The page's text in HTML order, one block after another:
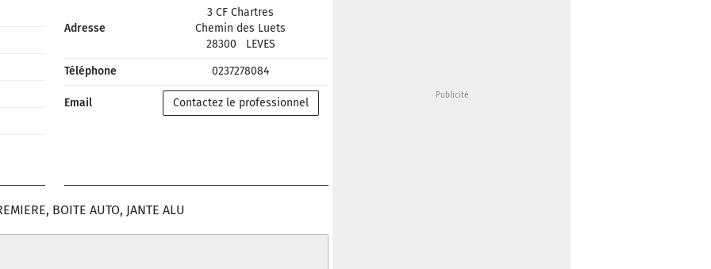
Adresse
3 CF Chartres
Chemin des Luets
28300
LEVES
Téléphone
0237278084
Email Contactez le professionnel
BOITE AUTO, JANTE ALU